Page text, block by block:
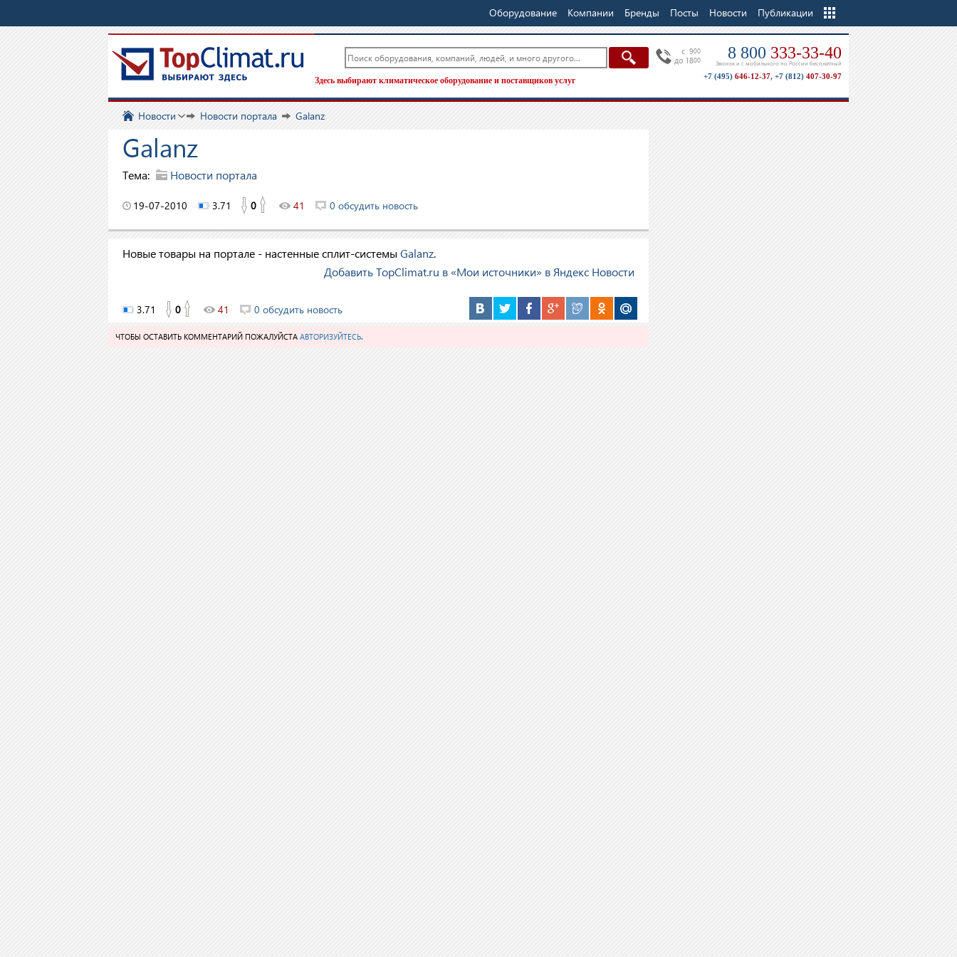
Оборудование Компании Бренды Посты Новости Публикации
Еще
c 900
до 1800 8 800 333-33-40
Звонок и с мобильного по России бесплатный
+7 (495) 646-12-37, +7 (812) 407-30-97
Здесь выбирают климатическое оборудование и поставщиков услуг
Новости Новости портала Galanz
Galanz
Тема: Новости портала
19-07-2010 3.71 0 41 0 обсудить новость
Новые товары на портале - настенные сплит-системы Galanz.
Добавить TopClimat.ru в «Мои источники» в Яндекс Новости
3.71 0 41 0 обсудить новость
ЧТОБЫ ОСТАВИТЬ КОММЕНТАРИЙ ПОЖАЛУЙСТА АВТОРИЗУЙТЕСЬ.